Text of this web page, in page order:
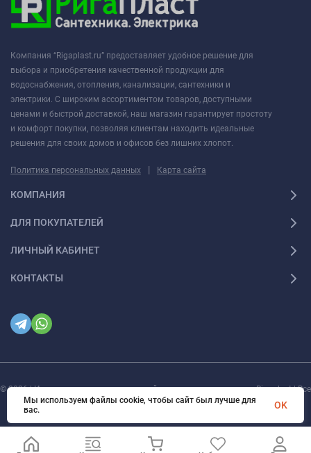
Компания “Rigaplast.ru” предоставляет удобное решение для
выбора и приобретения качественной продукции для
водоснабжения, отопления, канализации, сантехники и
электрики. С широким ассортиментом товаров, доступными
ценами и быстрой доставкой, наш магазин гарантирует простоту
и комфорт покупки, позволяя клиентам находить идеальные
решения для своих домов и офисов без лишних хлопот.
Политика персональных данных | Карта сайта
КОМПАНИЯ
ДЛЯ ПОКУПАТЕЛЕЙ
ЛИЧНЫЙ КАБИНЕТ
КОНТАКТЫ
© 2026 | Интернет магазин инженерной сантехники и электрики Rigaplast | Все
права защищены
Мы используем файлы cookie, чтобы сайт был лучше для
вас.
OK